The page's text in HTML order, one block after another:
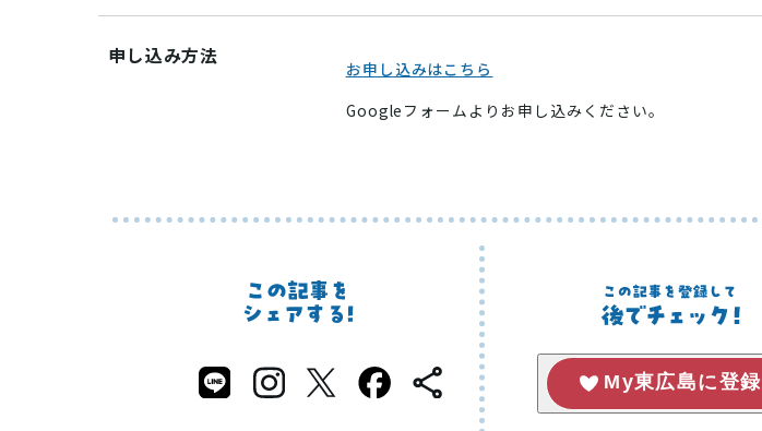
申し込み方法
お申し込みはこちら
Googleフォームよりお申し込みください。
My東広島に登録